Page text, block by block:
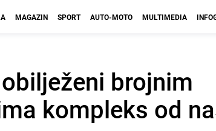
MAGAZIN SPORT AUTO-MOTO MULTIMEDIA
brojnim
kompleks od